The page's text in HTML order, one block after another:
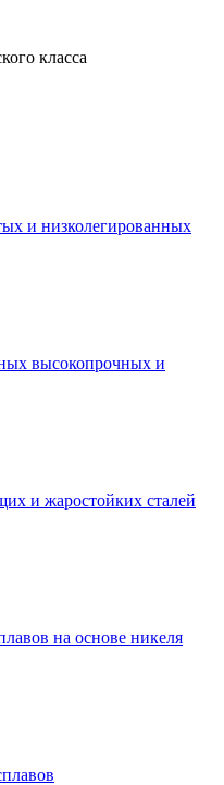
класса
и низколегированных
высокопрочных и
и жаростойких сталей
на основе никеля